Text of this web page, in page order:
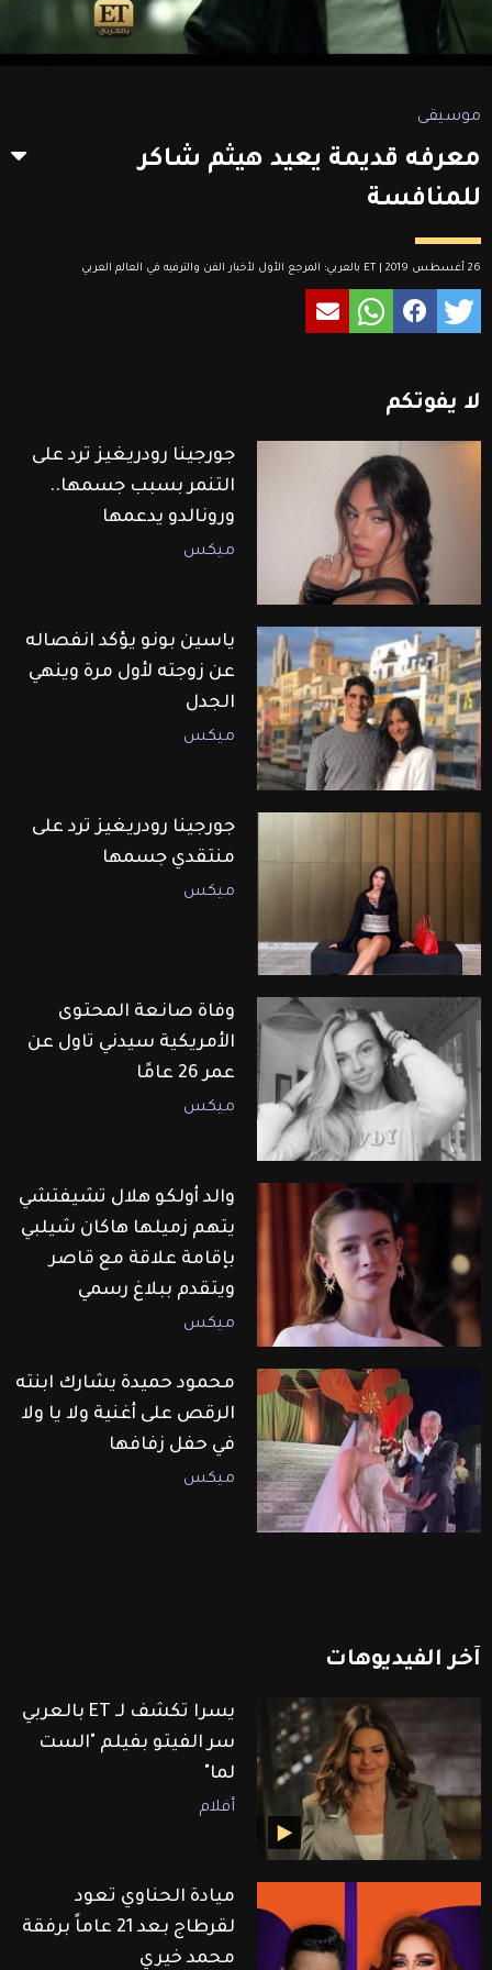
موسيقى
معرفه قديمة يعيد هيثم شاكر
للمنافسة
26 أغسطس 2019 | ET بالعربي: المرجع الأول لأخبار الفن والترفيه في العالم العربي
لا يفوتكم
جورجينا رودريغيز ترد على
التنمر بسبب جسمها..
ورونالدو يدعمها
ميكس
ياسين بونو يؤكد انفصاله
عن زوجته لأول مرة وينهي
الجدل
ميكس
جورجينا رودريغيز ترد على
منتقدي جسمها
ميكس
وفاة صانعة المحتوى
الأمريكية سيدني تاول عن
عمر 26 عامًا
ميكس
والد أولكو هلال تشيفتشي
يتهم زميلها هاكان شيلبي
بإقامة علاقة مع قاصر
ويتقدم ببلاغ رسمي
ميكس
محمود حميدة يشارك ابنته
الرقص على أغنية ولا يا ولا
في حفل زفافها
ميكس
آخر الفيديوهات
يسرا تكشف لـ ET بالعربي
سر الفيتو بفيلم "الست
لما"
أفلام
ميادة الحناوي تعود
لقرطاج بعد 21 عاماً برفقة
محمد خيري